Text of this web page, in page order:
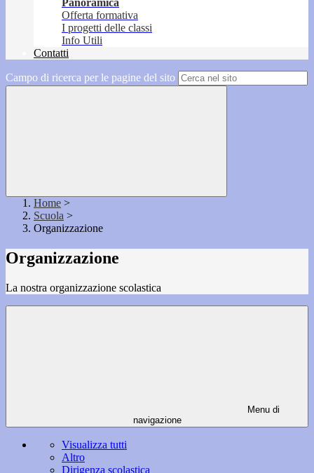
Panoramica
Offerta formativa
I progetti delle classi
Info Utili
Contatti
Campo di ricerca per le pagine del sito
Home >
Scuola >
Organizzazione
Organizzazione
La nostra organizzazione scolastica
Menu di
navigazione
Visualizza tutti
Altro
Dirigenza scolastica